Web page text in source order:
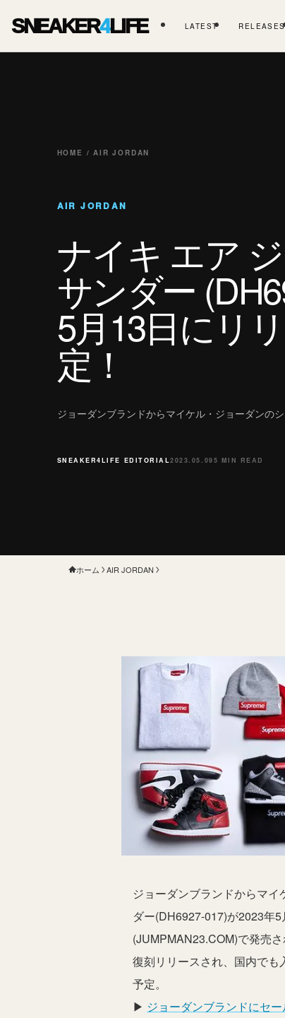
SNEAKER4LIFE LATEST RELEASES
HOME / AIR JORDAN
AIR JORDAN
ナイキ エア
サンダー
5月13日にリ
定！
ジョーダンブランドからマイケル・ジョーダンの
SNEAKER4LIFE EDITORIAL2023.05.095 MIN READ
ホーム AIR JORDAN
ジョーダンブランドからマ
ダー(DH6927-017)が2023年
(JUMPMAN23.COM)で発売
復刻リリースされ、国内で
予定。
▶︎ ジョーダンブランドにセー